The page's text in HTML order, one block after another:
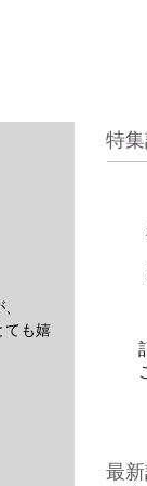
ても嬉
特
最